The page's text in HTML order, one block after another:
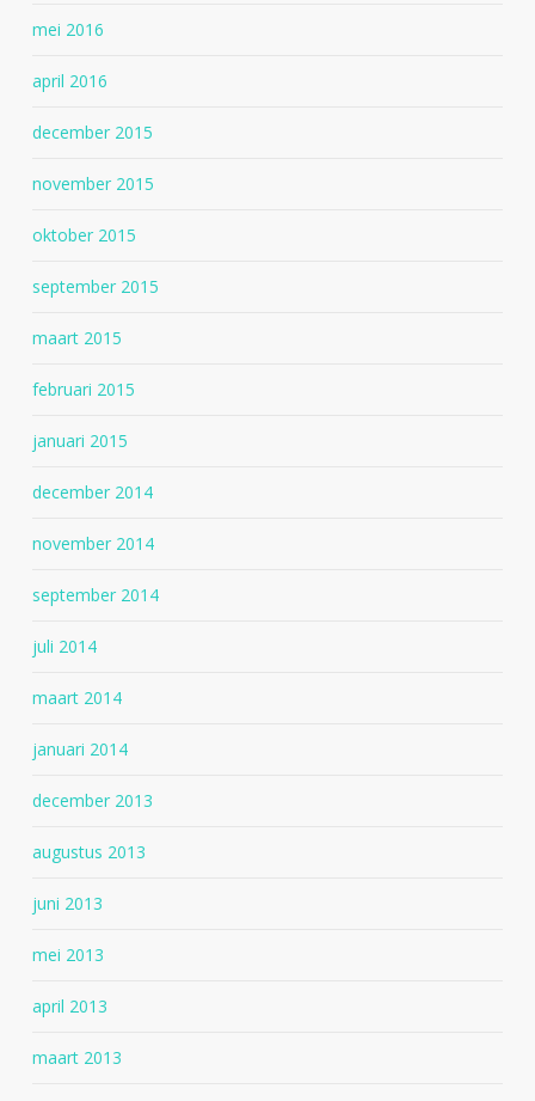
mei 2016
april 2016
december 2015
november 2015
oktober 2015
september 2015
maart 2015
februari 2015
januari 2015
december 2014
november 2014
september 2014
juli 2014
maart 2014
januari 2014
december 2013
augustus 2013
juni 2013
mei 2013
april 2013
maart 2013